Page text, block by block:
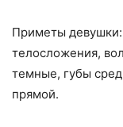
Приметы девушки:
телосложения,
темные, губы
прямой.